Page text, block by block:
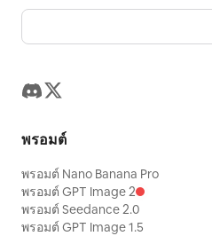
พรอมต์
พรอมต์ Nano Banana Pro
พรอมต์ GPT Image 2
พรอมต์ Seedance 2.0
พรอมต์ GPT Image 1.5